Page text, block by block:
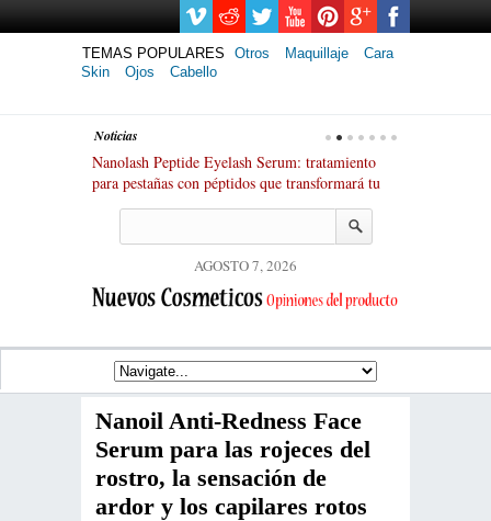
TEMAS POPULARES Otros Maquillaje
Cara
Skin
Ojos Cabello
Noticias
Serum: tratamiento
que transformará tu
Ranking de los mejores kits de lifting y
laminación de pestañas: ¡hasta 8 semanas de cejas
AGOSTO 7, 2026
Nanoil Anti-Redness Face
Serum para las rojeces del
rostro, la sensación de
ardor y los capilares rotos